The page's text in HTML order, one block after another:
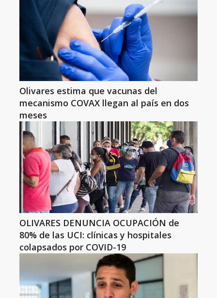
Olivares estima que vacunas del
mecanismo COVAX llegan al país en dos
meses
OLIVARES DENUNCIA OCUPACIÓN de
80% de las UCI: clínicas y hospitales
colapsados por COVID-19